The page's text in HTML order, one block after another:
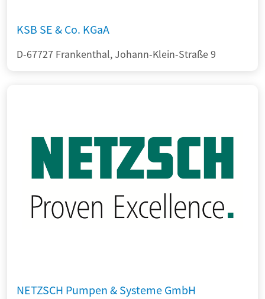
KSB SE & Co. KGaA
D-67727 Frankenthal, Johann-Klein-Straße 9
NETZSCH Pumpen & Systeme GmbH